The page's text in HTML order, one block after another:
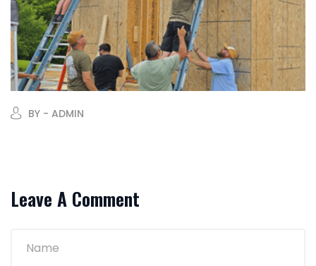
BY - ADMIN
Leave A Comment